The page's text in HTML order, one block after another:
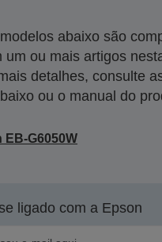
abaixo são
um ou mais artigos
detalhes, consulte
ou o manual do
EB-G6050W
ligado com a Epson